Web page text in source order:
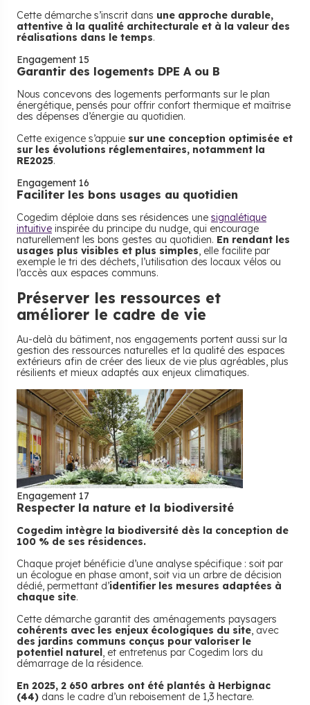
Cette démarche s’inscrit dans une approche durable,
attentive à la qualité architecturale et à la valeur des
réalisations dans le temps.
Engagement 15
Garantir des logements DPE A ou B
Nous concevons des logements performants sur le plan
énergétique, pensés pour offrir confort thermique et maîtrise
des dépenses d’énergie au quotidien.
Cette exigence s’appuie sur une conception optimisée et
sur les évolutions réglementaires, notamment la
RE2025.
Engagement 16
Faciliter les bons usages au quotidien
Cogedim déploie dans ses résidences une signalétique
intuitive inspirée du principe du nudge, qui encourage
naturellement les bons gestes au quotidien. En rendant les
usages plus visibles et plus simples, elle facilite par
exemple le tri des déchets, l’utilisation des locaux vélos ou
l’accès aux espaces communs.
Préserver les ressources et
améliorer le cadre de vie
Au-delà du bâtiment, nos engagements portent aussi sur la
gestion des ressources naturelles et la qualité des espaces
extérieurs afin de créer des lieux de vie plus agréables, plus
résilients et mieux adaptés aux enjeux climatiques.
Engagement 17
Respecter la nature et la biodiversité
Cogedim intègre la biodiversité dès la conception de
100 % de ses résidences.
Chaque projet bénéficie d’une analyse spécifique : soit par
un écologue en phase amont, soit via un arbre de décision
dédié, permettant d’identifier les mesures adaptées à
chaque site.
Cette démarche garantit des aménagements paysagers
cohérents avec les enjeux écologiques du site, avec
des jardins communs conçus pour valoriser le
potentiel naturel, et entretenus par Cogedim lors du
démarrage de la résidence.
En 2025, 2 650 arbres ont été plantés à Herbignac
(44) dans le cadre d’un reboisement de 1,3 hectare.